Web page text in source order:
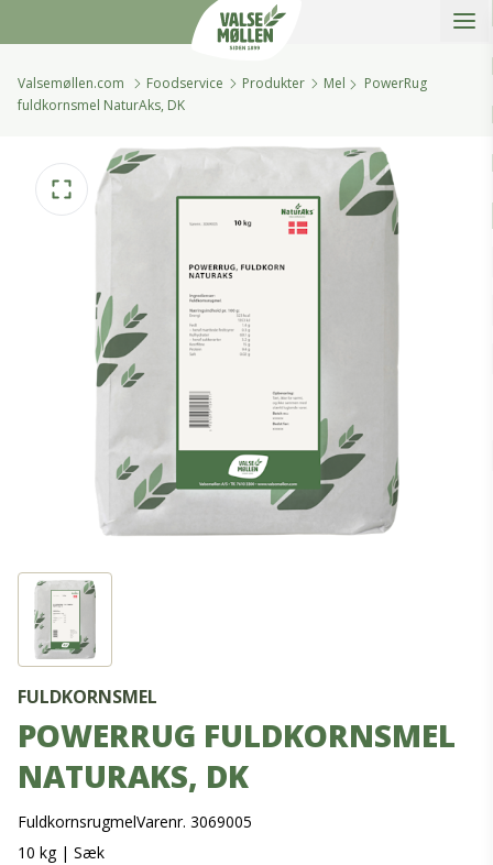
Valsemøllen.com Foodservice Produkter Mel
PowerRug
fuldkornsmel NaturAks, DK
FULDKORNSMEL
POWERRUG FULDKORNSMEL
NATURAKS, DK
FuldkornsrugmelVarenr. 3069005
10 kg | Sæk